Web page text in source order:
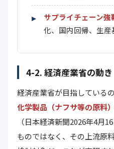
サプライチェーン強
化、国内回帰、生産
4-2. 経済産業省の動き
経済産業省が目指しているの
化学製品（ナフサ等の原料）
（日本経済新聞2026年4月
ものではなく、その上流原